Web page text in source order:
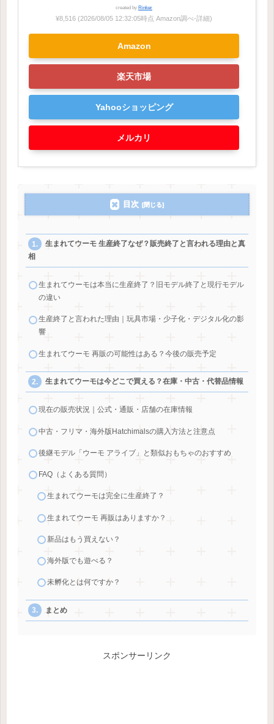
created by Rinker
¥8,516 (2026/08/05 12:32:05時点 Amazon調べ-詳細)
Amazon
楽天市場
Yahooショッピング
メルカリ
目次
生まれてウーモ 生産終了なぜ？販売終了と言われる理由と真
相
生まれてウーモは本当に生産終了？旧モデル終了と現行モデル
の違い
生産終了と言われた理由｜玩具市場・少子化・デジタル化の影
響
生まれてウーモ 再販の可能性はある？今後の販売予定
生まれてウーモは今どこで買える？在庫・中古・代替品情報
現在の販売状況｜公式・通販・店舗の在庫情報
中古・フリマ・海外版Hatchimalsの購入方法と注意点
後継モデル「ウーモ アライブ」と類似おもちゃのおすすめ
FAQ（よくある質問）
生まれてウーモは完全に生産終了？
生まれてウーモ 再販はありますか？
新品はもう買えない？
海外版でも遊べる？
未孵化とは何ですか？
まとめ
スポンサーリンク